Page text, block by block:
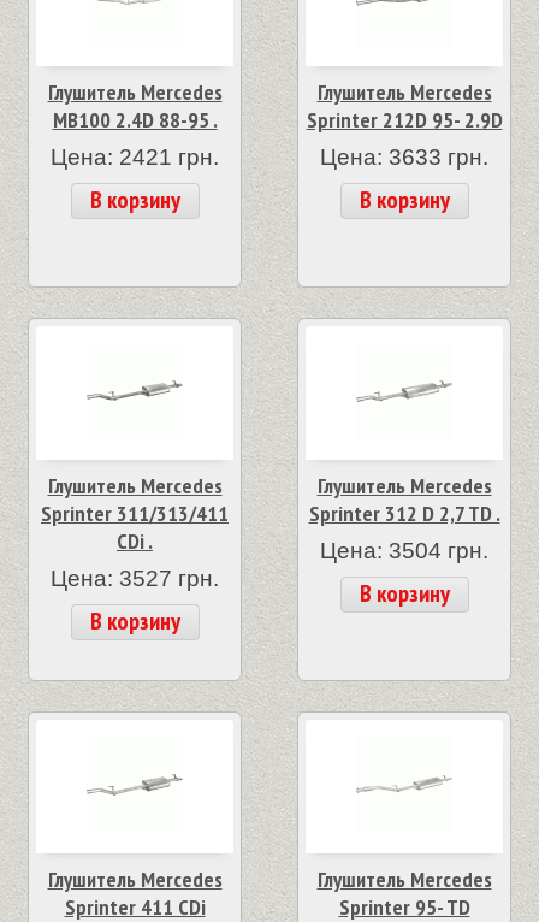
Глушитель Mercedes
MB100 2.4D 88-95 .
Цена: 2421 грн.
В корзину
Глушитель Mercedes
Sprinter 212D 95- 2.9D
Цена: 3633 грн.
В корзину
Глушитель Mercedes
Sprinter 311/313/411
CDi .
Цена: 3527 грн.
В корзину
Глушитель Mercedes
Sprinter 312 D 2,7 TD .
Цена: 3504 грн.
В корзину
Глушитель Mercedes
Sprinter 411 CDi
Глушитель Mercedes
Sprinter 95- TD